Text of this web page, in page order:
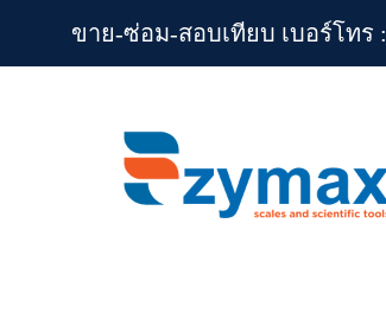
ขาย-ซ่อม-สอบเทียบ เบอร์โทร :